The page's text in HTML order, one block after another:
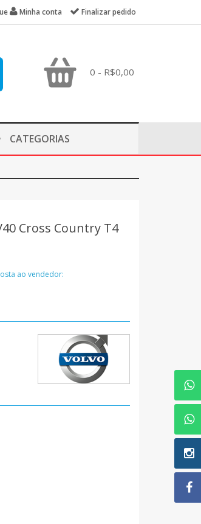
Minha conta Finalizar pedido
0 - R$0,00
CATEGORIAS
Cross Country T4
ao vendedor: